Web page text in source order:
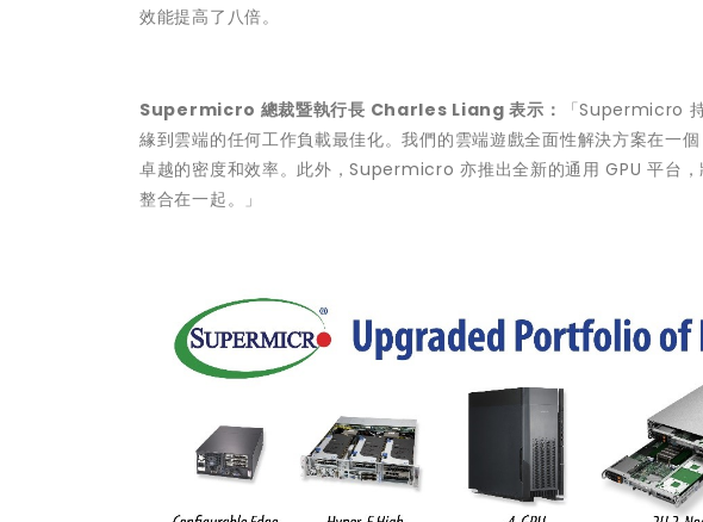
效能提高了八倍。
Supermicro 總裁暨執行長 Charles Liang 表示：
「Supermicro
緣到雲端的任何工作負載最佳化。我們的雲端遊戲全面性解決方案在一
卓越的密度和效率。此外，Supermicro 亦推出全新的通用 GPU 平台
整合在一起。」